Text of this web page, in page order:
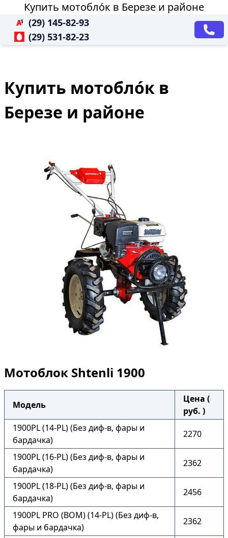
Купить мотобло́к в Березе и районе
(29) 145-82-93
(29) 531-82-23
Купить мотобло́к в
Березе и районе
Мотоблок Shtenli 1900
Модель
Цена (
руб. )
1900PL (14-PL) (Без диф-в, фары и
бардачка)
2270
1900PL (16-PL) (Без диф-в, фары и
бардачка)
2362
1900PL (18-PL) (Без диф-в, фары и
бардачка)
2456
1900PL PRO (ВОМ) (14-PL) (Без диф-в,
фары и бардачка)
2362